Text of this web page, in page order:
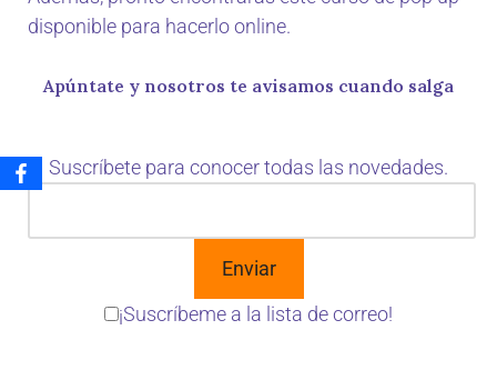
disponible para hacerlo online.
Apúntate y nosotros te avisamos cuando salga
Suscríbete para conocer todas las novedades.
¡Suscríbeme a la lista de correo!